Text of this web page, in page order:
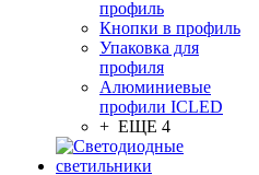
профиль
Кнопки в профиль
Упаковка для
профиля
Алюминиевые
профили ICLED
+ ЕЩЕ 4